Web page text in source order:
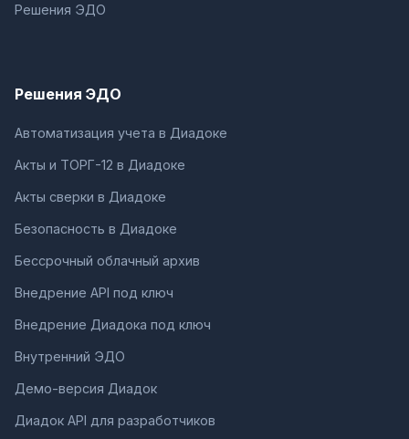
Решения ЭДО
Решения ЭДО
Автоматизация учета в Диадоке
Акты и ТОРГ-12 в Диадоке
Акты сверки в Диадоке
Безопасность в Диадоке
Бессрочный облачный архив
Внедрение API под ключ
Внедрение Диадока под ключ
Внутренний ЭДО
Демо-версия Диадок
Диадок API для разработчиков